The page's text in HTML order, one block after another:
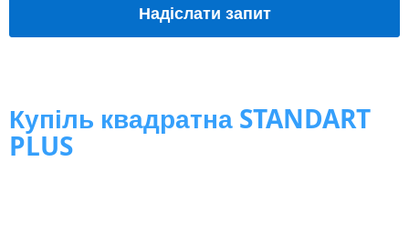
Надіслати запит
Купіль квадратна STANDART
PLUS